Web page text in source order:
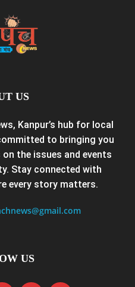
US
Kanpur’s hub for local
to bringing you
the issues and events
Stay connected with
every story matters.
US